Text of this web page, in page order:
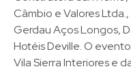
Câmbio e Valores
Gerdau Aços Longos,
Hotéis Deville. O
Vila Sierra Interiores e